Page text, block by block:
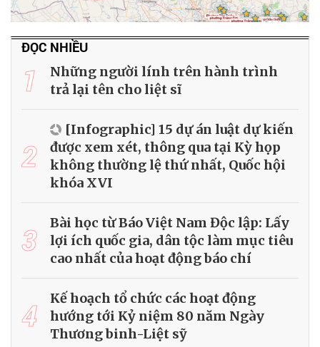
ĐỌC NHIỀU
1
Những người lính trên hành trình
trả lại tên cho liệt sĩ
2
[Infographic] 15 dự án luật dự kiến
được xem xét, thông qua tại Kỳ họp
không thường lệ thứ nhất, Quốc hội
khóa XVI
3
Bài học từ Báo Việt Nam Độc lập: Lấy
lợi ích quốc gia, dân tộc làm mục tiêu
cao nhất của hoạt động báo chí
4
Kế hoạch tổ chức các hoạt động
hướng tới Kỷ niệm 80 năm Ngày
Thương binh-Liệt sỹ